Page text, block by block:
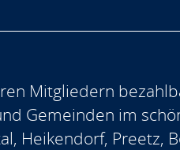
Mitgliedern
Gemeinden im
Heikendorf, Preetz,